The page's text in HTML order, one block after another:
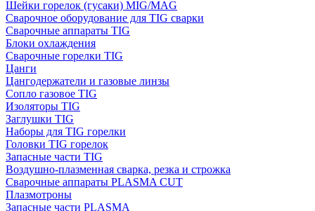
Шейки горелок (гусаки) MIG/MAG
Сварочное оборудование для TIG сварки
Сварочные аппараты TIG
Блоки охлаждения
Сварочные горелки TIG
Цанги
Цангодержатели и газовые линзы
Сопло газовое TIG
Изоляторы TIG
Заглушки TIG
Наборы для TIG горелки
Головки TIG горелок
Запасные части TIG
Воздушно-плазменная сварка, резка и строжка
Сварочные аппараты PLASMA CUT
Плазмотроны
Запасные части PLASMA